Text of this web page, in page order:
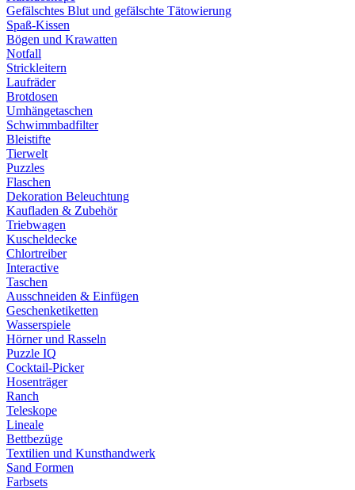
Gefälschtes Blut und gefälschte Tätowierung
Spaß-Kissen
Bögen und Krawatten
Notfall
Strickleitern
Laufräder
Brotdosen
Umhängetaschen
Schwimmbadfilter
Bleistifte
Tierwelt
Puzzles
Flaschen
Dekoration Beleuchtung
Kaufladen & Zubehör
Triebwagen
Kuscheldecke
Chlortreiber
Interactive
Taschen
Ausschneiden & Einfügen
Geschenketiketten
Wasserspiele
Hörner und Rasseln
Puzzle IQ
Cocktail-Picker
Hosenträger
Ranch
Teleskope
Lineale
Bettbezüge
Textilien und Kunsthandwerk
Sand Formen
Farbsets